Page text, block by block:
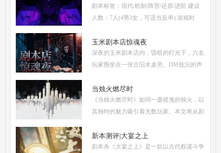
玩家 《烬梦
剧本标签：现代/机制/阵营/还原/进阶 建议
人数：7人(4男3女，可适当反串) 游戏时
感还原为辅 《撕裂2愚者的无冕之作》玩家
点评关键词： 机制
玉米剧本店惊魂夜
深夜的玉米剧本店内，昏暗的灯光下，六名
玩家围坐在一张古旧木桌旁。DM低沉的声
你们将共同经历一场永生难忘的惊魂夜...随
着剧本展开，
当烛火燃尽时
《当烛火燃尽时》如同一盏摇曳的烛火，以
其独特的魅力吸引着无数玩家。本文将从剧
和玩家点评五大关键要素出发，全面解析这
部令人着迷
新本测评|大宴之上
剧本杀《大宴之上》是一款以古代权谋斗争